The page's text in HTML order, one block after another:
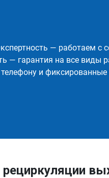
— работаем
— гарантия на все виды
и